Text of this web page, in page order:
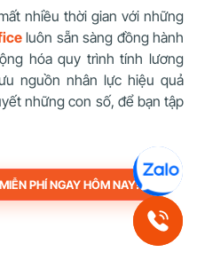
nhiều thời gian với những
luôn sẵn sàng đồng hành
hóa quy trình tính lương
nguồn nhân lực hiệu quả
những con số, để bạn tập
PHÍ NGAY HÔM NAY!